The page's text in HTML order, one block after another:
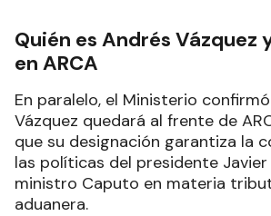
Quién es Andrés Vázquez
en ARCA
En paralelo, el Ministerio
Vázquez quedará al frente de
que su designación garantiza la
las políticas del presidente Javier
ministro Caputo en materia
aduanera.